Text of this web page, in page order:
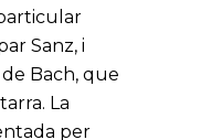
Sanz, i
Bach, que
La
per